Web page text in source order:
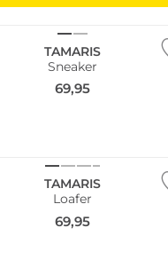
TAMARIS
Sneaker
69,95
TAMARIS
Loafer
69,95